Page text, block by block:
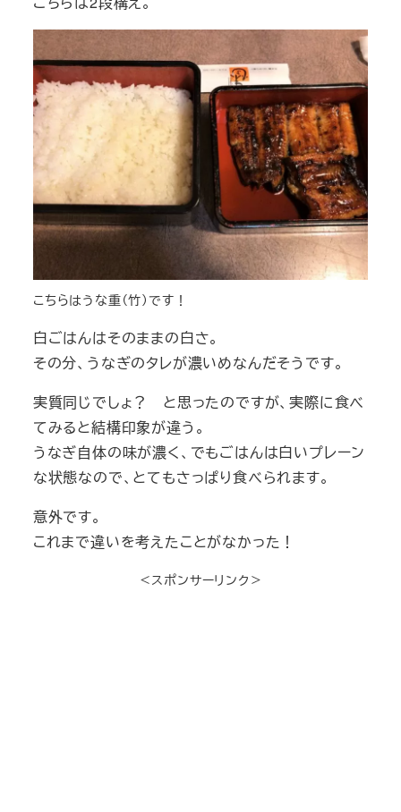
こちらはうな重（竹）です！
白ごはんはそのままの白さ。
その分、うなぎのタレが濃いめなんだそうです。
実質同じでしょ？ と思ったのですが、実際に食べ
てみると結構印象が違う。
うなぎ自体の味が濃く、でもごはんは白いプレーン
な状態なので、とてもさっぱり食べられます。
意外です。
これまで違いを考えたことがなかった！
＜スポンサーリンク＞